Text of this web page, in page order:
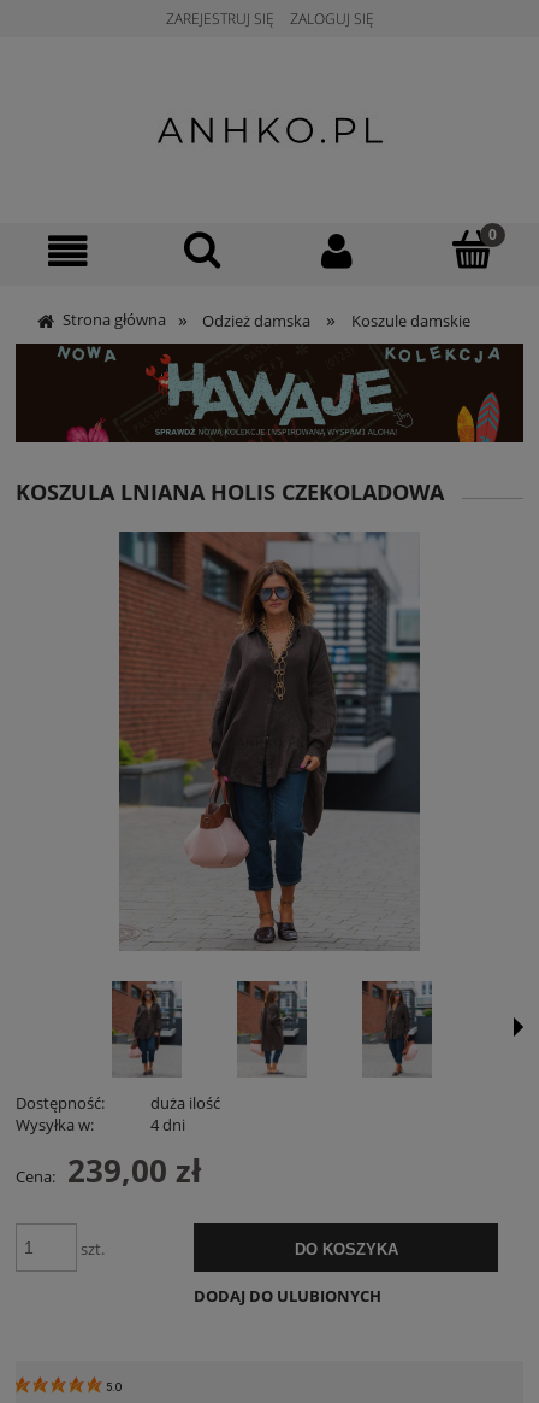
ZAREJESTRUJ SIĘ ZALOGUJ SIĘ
Strona główna » Odzież damska » Koszule damskie
KOSZULA LNIANA HOLIS CZEKOLADOWA
Dostępność:
duża ilość
Wysyłka w:
4 dni
Cena: 239,00 zł
szt. DO KOSZYKA
DODAJ DO ULUBIONYCH
5.0